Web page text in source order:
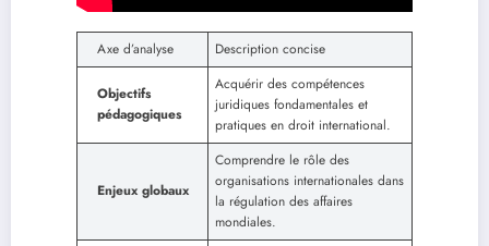
Axe d’analyse Description concise
Objectifs
pédagogiques
Acquérir des compétences
juridiques fondamentales et
pratiques en droit international.
Enjeux globaux
Comprendre le rôle des
organisations internationales dans
la régulation des affaires
mondiales.